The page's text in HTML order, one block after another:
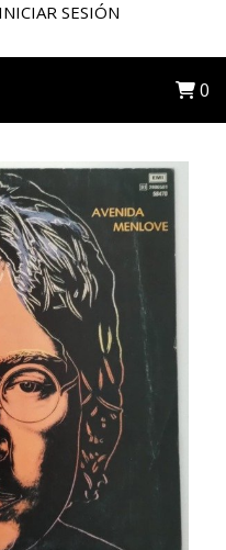
INICIAR SESIÓN
0